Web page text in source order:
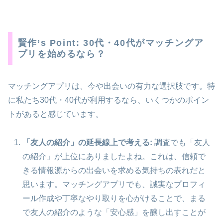
賢作’s Point: 30代・40代がマッチングア
プリを始めるなら？
マッチングアプリは、今や出会いの有力な選択肢です。特
に私たち30代・40代が利用するなら、いくつかのポイン
トがあると感じています。
「友人の紹介」の延長線上で考える: 調査でも「友人
の紹介」が上位にありましたよね。これは、信頼で
きる情報源からの出会いを求める気持ちの表れだと
思います。マッチングアプリでも、誠実なプロフィ
ール作成や丁寧なやり取りを心がけることで、まる
で友人の紹介のような「安心感」を醸し出すことが